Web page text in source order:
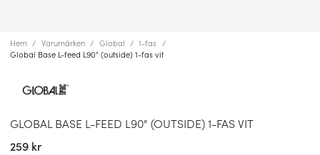
Hem Varumärken Global
1-fas
Global Base L-feed L90° (outside) 1-fas vit
GLOBAL BASE L-FEED L90° (OUTSIDE) 1-FAS VIT
259 kr